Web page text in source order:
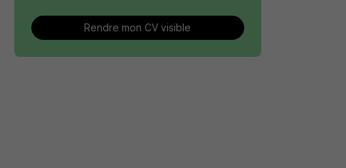
Rendre mon CV visible